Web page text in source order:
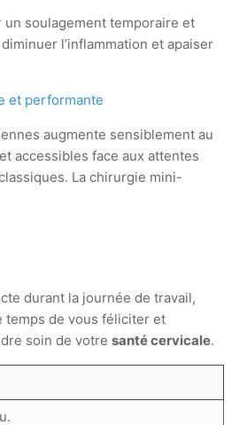
soulagement temporaire et
l’inflammation et apaiser
et performante
augmente sensiblement au
accessibles face aux attentes
La chirurgie mini-
durant la journée de travail,
temps de vous féliciter et
soin de votresanté cervicale.